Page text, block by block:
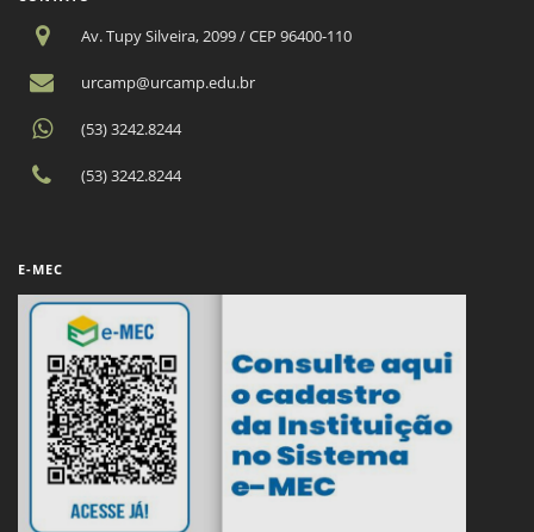
Av. Tupy Silveira, 2099 / CEP 96400-110
urcamp@urcamp.edu.br
(53) 3242.8244
(53) 3242.8244
E-MEC